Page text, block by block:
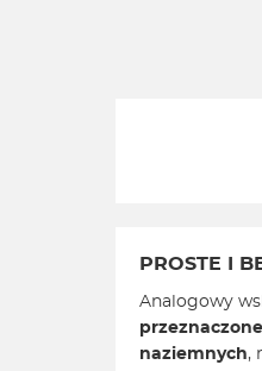
PROSTE I
Analogowy
naziemnych,